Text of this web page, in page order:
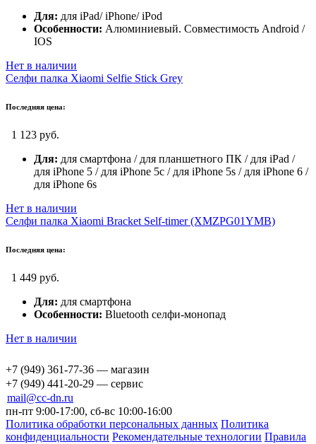
Для: для iPad/ iPhone/ iPod
Особенности: Алюминиевый. Совместимость Android /
IOS
Нет в наличии
Селфи палка Xiaomi Selfie Stick Grey
Последняя цена:
1 123 руб.
Для: для смартфона / для планшетного ПК / для iPad /
для iPhone 5 / для iPhone 5c / для iPhone 5s / для iPhone 6 /
для iPhone 6s
Нет в наличии
Селфи палка Xiaomi Bracket Self-timer (XMZPG01YMB)
Последняя цена:
1 449 руб.
Для: для смартфона
Особенности: Bluetooth селфи-монопад
Нет в наличии
+7 (949) 361-77-36 — магазин
+7 (949) 441-20-29 — сервис
mail@cc-dn.ru
пн-пт 9:00-17:00, сб-вс 10:00-16:00
Политика обработки персональных данных Политика
конфиденциальности Рекомендательные технологии Правила